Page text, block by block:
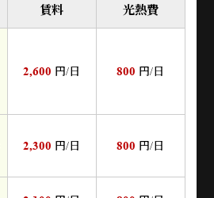
賃料 光熱費
2,600 円/日 800 円/日
2,300 円/日 800 円/日